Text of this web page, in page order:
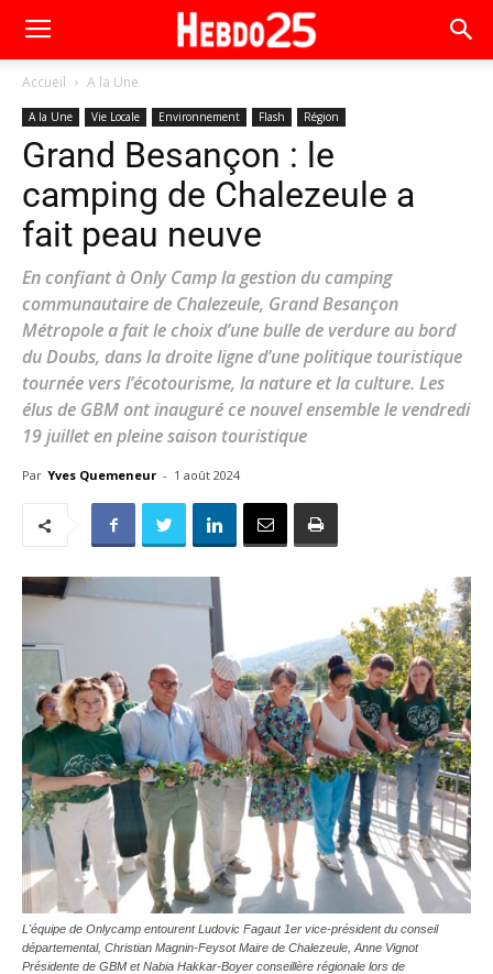
Accueil A la Une
A la Une Vie Locale Environnement Flash Région
Grand Besançon : le
camping de Chalezeule a
fait peau neuve
En confiant à Only Camp la gestion du camping
communautaire de Chalezeule, Grand Besançon
Métropole a fait le choix d’une bulle de verdure au bord
du Doubs, dans la droite ligne d’une politique touristique
tournée vers l’écotourisme, la nature et la culture. Les
élus de GBM ont inauguré ce nouvel ensemble le vendredi
19 juillet en pleine saison touristique
Par Yves Quemeneur - 1 août 2024
L'équipe de Onlycamp entourent Ludovic Fagaut 1er vice-président du conseil
départemental, Christian Magnin-Feysot Maire de Chalezeule, Anne Vignot
Présidente de GBM et Nabia Hakkar-Boyer conseillère régionale lors de